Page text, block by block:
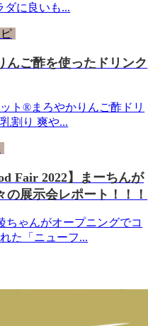
ダに良いも...
んご酢を使ったドリンク
ット®まろやかりんご酢ドリ
割り 爽や...
Fair 2022】まーちんが
の展示会レポート！！！
ちゃんがオープニングでコ
た「ニューフ...